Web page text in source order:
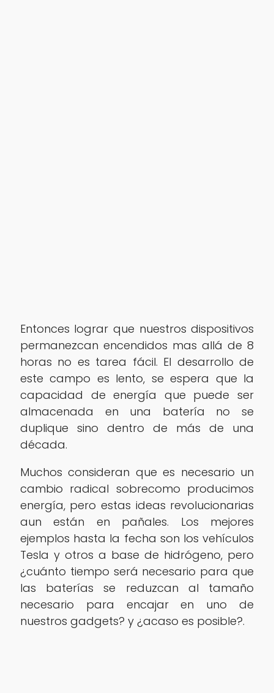
Entonces lograr que nuestros dispositivos
permanezcan encendidos mas allá de 8
horas no es tarea fácil. El desarrollo de
este campo es lento, se espera que la
capacidad de energía que puede ser
almacenada en una batería no se
duplique sino dentro de más de una
década.
Muchos consideran que es necesario un
cambio radical sobrecomo producimos
energía, pero estas ideas revolucionarias
aun están en pañales. Los mejores
ejemplos hasta la fecha son los vehículos
Tesla y otros a base de hidrógeno, pero
¿cuánto tiempo será necesario para que
las baterías se reduzcan al tamaño
necesario para encajar en uno de
nuestros gadgets? y ¿acaso es posible?.